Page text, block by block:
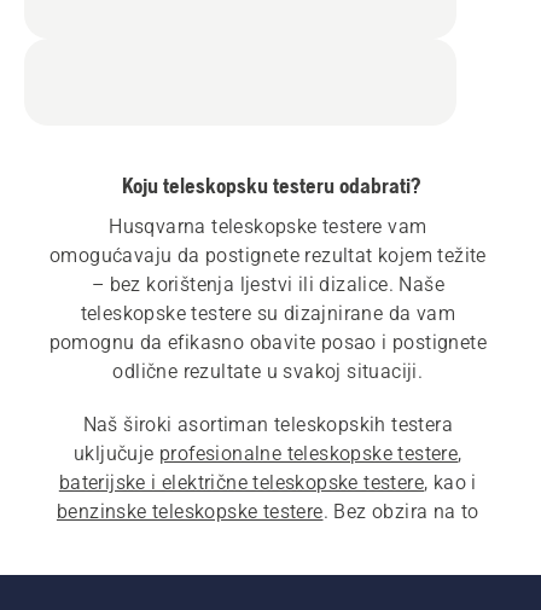
Koju teleskopsku testeru odabrati?
Husqvarna teleskopske testere vam
omogućavaju da postignete rezultat kojem težite
– bez korištenja ljestvi ili dizalice. Naše
teleskopske testere su dizajnirane da vam
pomognu da efikasno obavite posao i postignete
Naš široki asortiman teleskopskih testera
uključuje profesionalne teleskopske testere
baterijske i električne teleskopske testere
benzinske teleskopske testere. Bez obzira na to
je da vam olakša obavljanje poslova i pomaže